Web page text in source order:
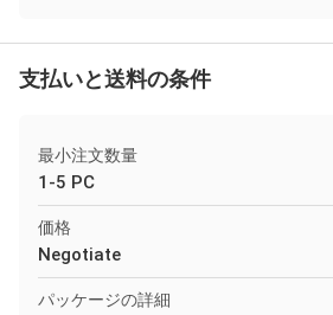
支払いと送料の条件
最小注文数量
1-5 PC
価格
Negotiate
パッケージの詳細